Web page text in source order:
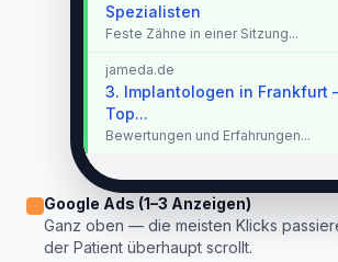
Spezialisten
Feste Zähne in einer Sitzung...
jameda.de
3. Implantologen in Frankfurt
Top...
Bewertungen und Erfahrungen...
Google Ads (1–3 Anzeigen)
Ganz oben — die meisten Klicks
der Patient überhaupt scrollt.